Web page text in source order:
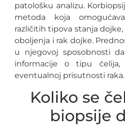
patološku analizu.
metoda koja
različitih tipova stanja
oboljenja i rak dojke.
u njegovoj sposobnosti
informacije o tipu
eventualnoj prisutnosti raka.
Koliko se
biopsije